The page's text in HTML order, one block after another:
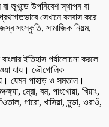
ভূখন্ডে উপনিবেশ স্থাপন বা
সেখানে বসবাস করে
সংস্কৃতি, সামাজিক নিয়ম,
ইতিহাস পর্যালোচনা করলে
যায়। ভৌগোলিক
যেমন পাহাড় ও সমতাল।
ম্রো, বম, পাংখোয়া, খিয়াং,
গারো, খাসিয়া, মুন্ডা, ওরাওঁ,